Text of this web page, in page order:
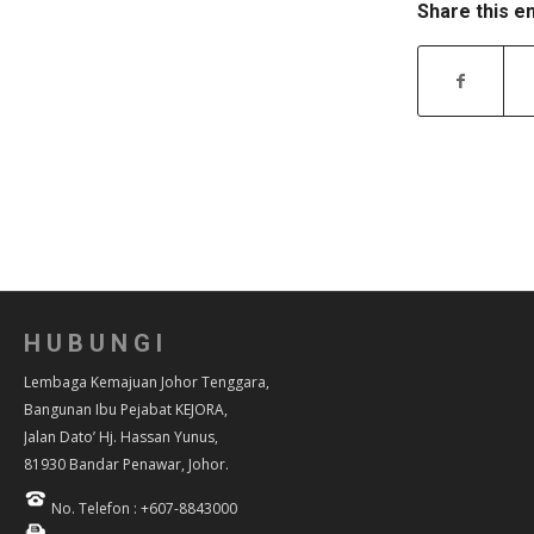
Share this
HUBUNGI
Lembaga Kemajuan Johor Tenggara,
Bangunan Ibu Pejabat KEJORA,
Jalan Dato’ Hj. Hassan Yunus,
81930 Bandar Penawar, Johor.
No. Telefon : +607-8843000